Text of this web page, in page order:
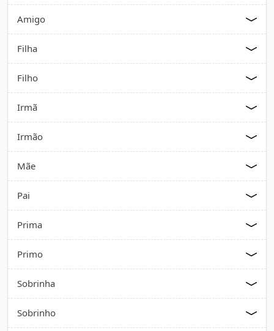
Amigo
Filha
Filho
Irmã
Irmão
Mãe
Pai
Prima
Primo
Sobrinha
Sobrinho